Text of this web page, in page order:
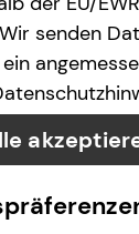
senden